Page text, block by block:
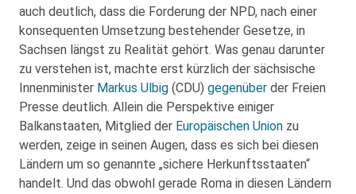
auch deutlich, dass die Forderung der NPD, nach einer
konsequenten Umsetzung bestehender Gesetze, in
Sachsen längst zu Realität gehört. Was genau darunter
zu verstehen ist, machte erst kürzlich der sächsische
Innenminister Markus Ulbig (CDU) gegenüber der Freien
Presse deutlich. Allein die Perspektive einiger
Balkanstaaten, Mitglied der Europäischen Union zu
werden, zeige in seinen Augen, dass es sich bei diesen
Ländern um so genannte „sichere Herkunftsstaaten“
handelt. Und das obwohl gerade Roma in diesen Ländern